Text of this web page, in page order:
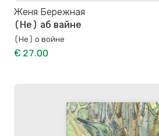
Женя Бережная
(Не) аб вайне
(Не) о войне
€ 27.00